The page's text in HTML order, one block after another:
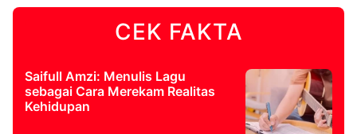
CEK FAKTA
Saifull Amzi: Menulis Lagu
sebagai Cara Merekam Realitas
Kehidupan